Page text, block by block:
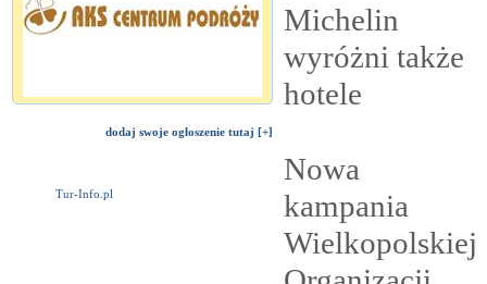
dodaj swoje ogłoszenie tutaj [+]
Tur-Info.pl
Michelin
wyróżni także
hotele
Nowa
kampania
Wielkopolskiej